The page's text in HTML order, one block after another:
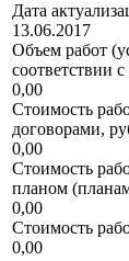
Дата
13.06.2017
Объем работ
соответствии
0,00
Стоимость
договорами,
0,00
Стоимость
планом
0,00
Стоимость
0,00